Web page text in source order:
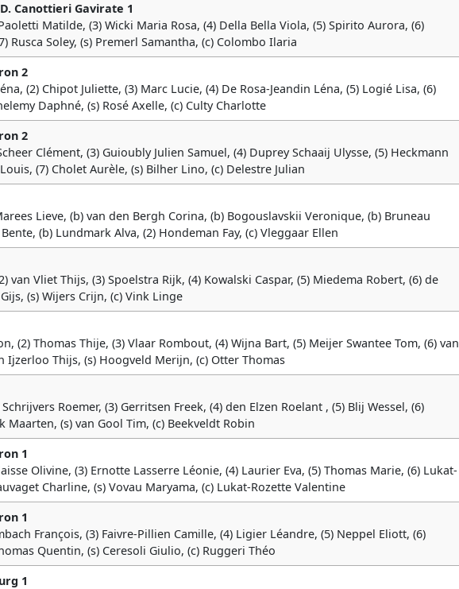
Canottieri Gavirate 1
Matilde, (3) Wicki Maria Rosa, (4) Della Bella Viola, (5) Spirito Aurora, (6)
Rusca Soley, (s) Premerl Samantha, (c) Colombo Ilaria
2
(2) Chipot Juliette, (3) Marc Lucie, (4) De Rosa-Jeandin Léna, (5) Logié Lisa, (6)
Daphné, (s) Rosé Axelle, (c) Culty Charlotte
2
Clément, (3) Guioubly Julien Samuel, (4) Duprey Schaaij Ulysse, (5) Heckmann
(7) Cholet Aurèle, (s) Bilher Lino, (c) Delestre Julian
Lieve, (b) van den Bergh Corina, (b) Bogouslavskii Veronique, (b) Bruneau
(b) Lundmark Alva, (2) Hondeman Fay, (c) Vleggaar Ellen
van Vliet Thijs, (3) Spoelstra Rijk, (4) Kowalski Caspar, (5) Miedema Robert, (6) de
(s) Wijers Crijn, (c) Vink Linge
(2) Thomas Thije, (3) Vlaar Rombout, (4) Wijna Bart, (5) Meijer Swantee Tom, (6) van
Ijzerloo Thijs, (s) Hoogveld Merijn, (c) Otter Thomas
Roemer, (3) Gerritsen Freek, (4) den Elzen Roelant , (5) Blij Wessel, (6)
Maarten, (s) van Gool Tim, (c) Beekveldt Robin
1
Olivine, (3) Ernotte Lasserre Léonie, (4) Laurier Eva, (5) Thomas Marie, (6) Lukat-
Charline, (s) Vovau Maryama, (c) Lukat-Rozette Valentine
1
François, (3) Faivre-Pillien Camille, (4) Ligier Léandre, (5) Neppel Eliott, (6)
Quentin, (s) Ceresoli Giulio, (c) Ruggeri Théo
1